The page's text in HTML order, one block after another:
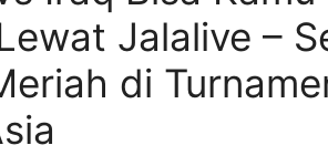
Jalalive –
di